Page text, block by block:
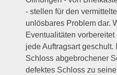
- stellen für den
unlösbares Problem dar.
Eventualitäten
jede Auftragsart
Schloss abgebrochener
defektes Schloss zu